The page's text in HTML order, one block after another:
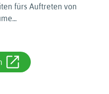
fürs Auftreten von
...